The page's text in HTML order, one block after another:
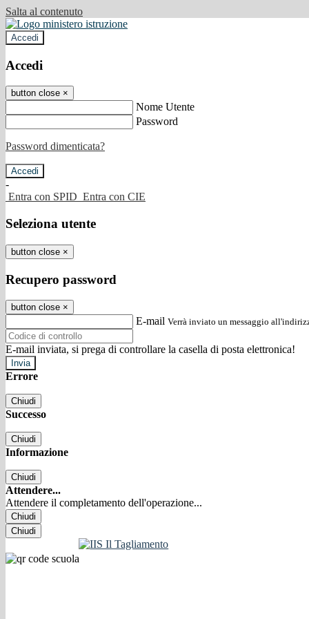
Salta al contenuto
Accedi
Accedi
button close ×
Nome Utente
Password
Password dimenticata?
-
Entra con SPID Entra con CIE
Seleziona utente
button close ×
Recupero password
button close ×
E-mail Verrà inviato un messaggio
E-mail inviata, si prega di controllare la casella di posta elettronica!
Errore
Chiudi
Successo
Chiudi
Informazione
Chiudi
Attendere...
Attendere il completamento dell'operazione...
Chiudi
Chiudi